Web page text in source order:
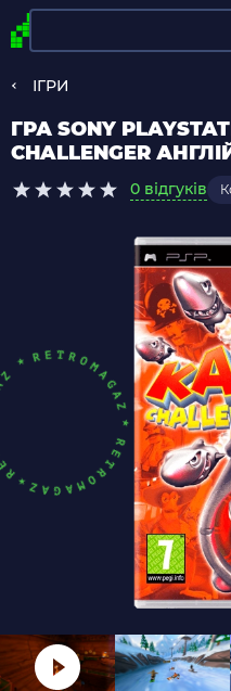
ІГРИ
ГРА SONY
CHALLENGER
0 відгуків